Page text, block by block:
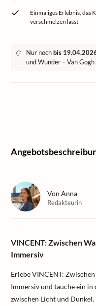
Einmaliges Erlebnis, das
verschmelzen lässt
Nur nochbis
und Wunder – Van
VINCENT: Zwischen
Immersiv
Erlebe VINCENT:
Immersiv und tauche ein in
zwischen Licht und Dunkel.
Von Anna
Redakteurin